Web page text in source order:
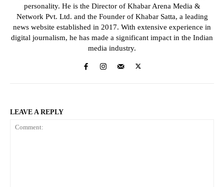
personality. He is the Director of Khabar Arena Media &
Network Pvt. Ltd. and the Founder of Khabar Satta, a leading
news website established in 2017. With extensive experience in
digital journalism, he has made a significant impact in the Indian
media industry.
LEAVE A REPLY